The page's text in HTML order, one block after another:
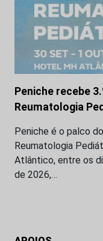
Peniche recebe
Reumatologia
Peniche é o palco
Reumatologia
Atlântico, entre os
de 2026,…